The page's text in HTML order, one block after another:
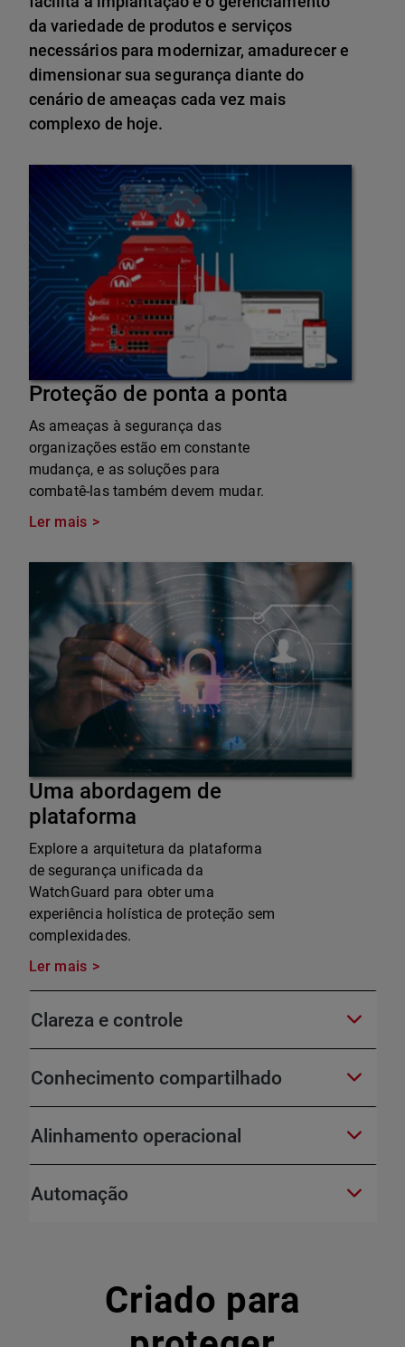
da variedade de produtos e serviços
necessários para modernizar, amadurecer e
dimensionar sua segurança diante do
cenário de ameaças cada vez mais
complexo de hoje.
Proteção de ponta a ponta
As ameaças à segurança das
organizações estão em constante
mudança, e as soluções para
combatê-las também devem mudar.
Ler mais
Uma abordagem de
plataforma
Explore a arquitetura da plataforma
de segurança unificada da
WatchGuard para obter uma
experiência holística de proteção sem
complexidades.
Ler mais
Clareza e controle
Conhecimento compartilhado
Alinhamento operacional
Automação
Criado para